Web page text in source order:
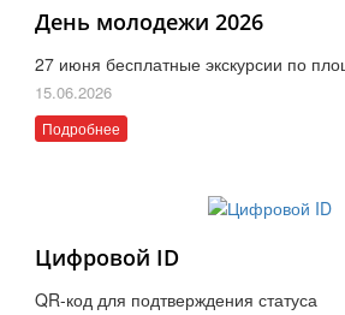
День молодежи 2026
27 июня бесплатные экскурсии по
15.06.2026
Подробнее
Цифровой ID
QR-код для подтверждения статуса